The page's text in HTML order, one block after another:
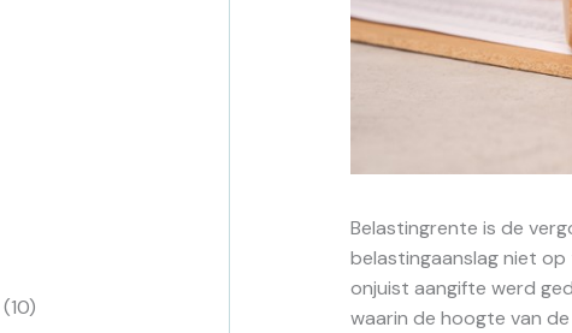
(10)
Belastingrente is de
belastingaanslag niet
onjuist aangifte werd
waarin de hoogte van